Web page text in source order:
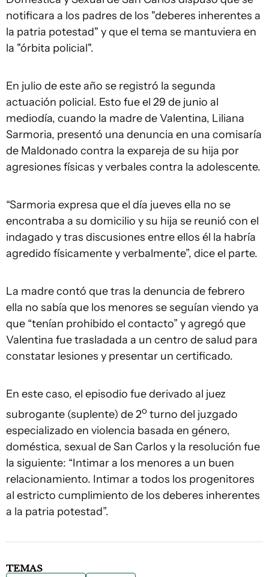
notificara a los padres de los "deberes inherentes a
la patria potestad" y que el tema se mantuviera en
la "órbita policial".
En julio de este año se registró la segunda
actuación policial. Esto fue el 29 de junio al
mediodía, cuando la madre de Valentina, Liliana
Sarmoria, presentó una denuncia en una comisaría
de Maldonado contra la expareja de su hija por
agresiones físicas y verbales contra la adolescente.
“Sarmoria expresa que el día jueves ella no se
encontraba a su domicilio y su hija se reunió con el
indagado y tras discusiones entre ellos él la habría
agredido físicamente y verbalmente”, dice el parte.
La madre contó que tras la denuncia de febrero
ella no sabía que los menores se seguían viendo ya
que “tenían prohibido el contacto” y agregó que
Valentina fue trasladada a un centro de salud para
constatar lesiones y presentar un certificado.
En este caso, el episodio fue derivado al juez
subrogante (suplente) de 2o turno del juzgado
especializado en violencia basada en género,
doméstica, sexual de San Carlos y la resolución fue
la siguiente: “Intimar a los menores a un buen
relacionamiento. Intimar a todos los progenitores
al estricto cumplimiento de los deberes inherentes
a la patria potestad”.
TEMAS